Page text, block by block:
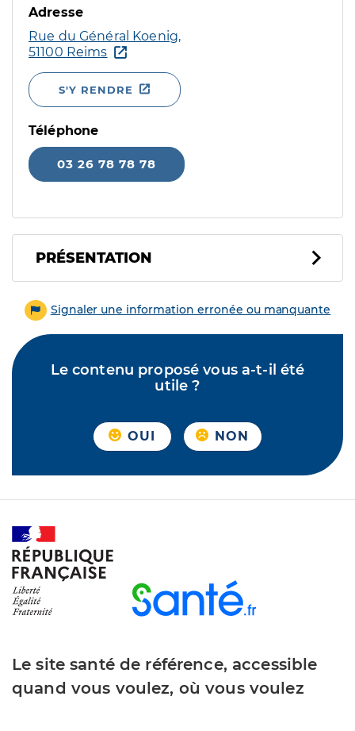
Adresse
Rue du Général Koenig,
51100 Reims
S'Y RENDRE
Téléphone
03 26 78 78 78
PRÉSENTATION
Signaler une information erronée ou manquante
Le contenu proposé vous a-t-il été
utile ?
OUI NON
Le site santé de référence, accessible
quand vous voulez, où vous voulez